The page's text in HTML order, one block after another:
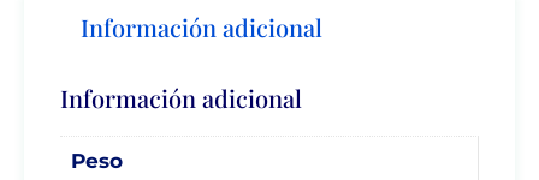
Información adicional
Información adicional
Peso